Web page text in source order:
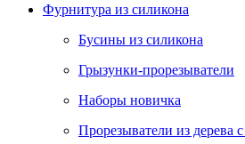
Фурнитура из силикона
Бусины из силикона
Грызунки-прорезыватели
Наборы новичка
Прорезыватели из дерева